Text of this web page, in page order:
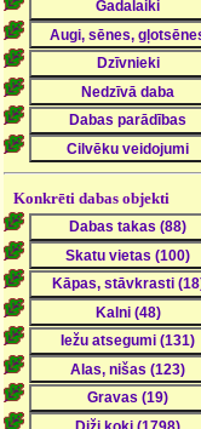
Konkrēti dabas objekti